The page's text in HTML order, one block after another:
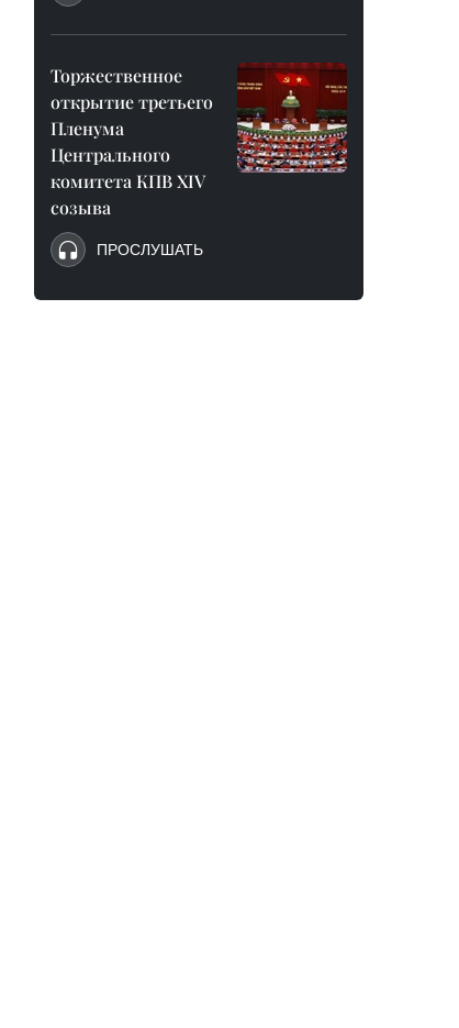
Торжественное
открытие третьего
Пленума
Центрального
комитета КПВ XIV
созыва
ПРОСЛУШАТЬ